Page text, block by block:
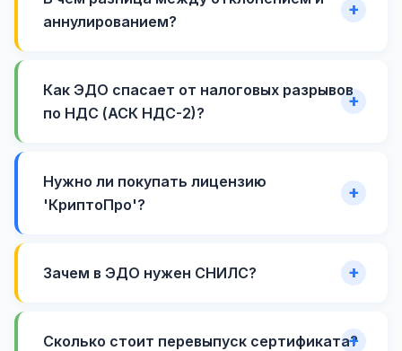
аннулированием?
Как ЭДО спасает от налоговых разрывов
по НДС (АСК НДС-2)?
Нужно ли покупать лицензию
'КриптоПро'?
Зачем в ЭДО нужен СНИЛС?
Сколько стоит перевыпуск сертификата?